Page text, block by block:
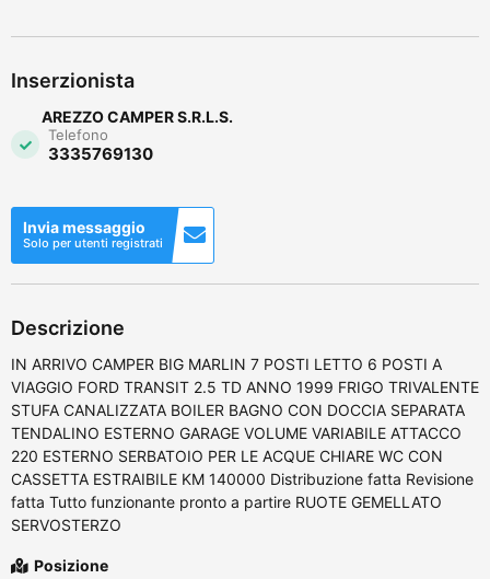
Inserzionista
AREZZO CAMPER S.R.L.S.
Telefono
3335769130
Invia messaggio
Solo per utenti registrati
Descrizione
IN ARRIVO CAMPER BIG MARLIN 7 POSTI LETTO 6 POSTI A
VIAGGIO FORD TRANSIT 2.5 TD ANNO 1999 FRIGO TRIVALENTE
STUFA CANALIZZATA BOILER BAGNO CON DOCCIA SEPARATA
TENDALINO ESTERNO GARAGE VOLUME VARIABILE ATTACCO
220 ESTERNO SERBATOIO PER LE ACQUE CHIARE WC CON
CASSETTA ESTRAIBILE KM 140000 Distribuzione fatta Revisione
fatta Tutto funzionante pronto a partire RUOTE GEMELLATO
SERVOSTERZO
Posizione